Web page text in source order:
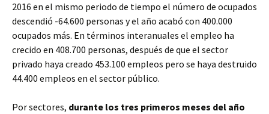
2016 en el mismo periodo de tiempo el número de ocupados
descendió -64.600 personas y el año acabó con 400.000
ocupados más. En términos interanuales el empleo ha
crecido en 408.700 personas, después de que el sector
privado haya creado 453.100 empleos pero se haya destruido
44.400 empleos en el sector público.
Por sectores, durante los tres primeros meses del año